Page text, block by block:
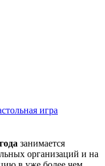
игра
занимается
организаций и на